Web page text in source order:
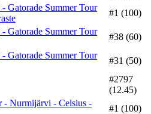
Gatorade Summer Tour
#1 (100)
Gatorade Summer Tour
#38 (60)
Gatorade Summer Tour
#31 (50)
#2797
(12.45)
Nurmijärvi - Celsius -
#1 (100)